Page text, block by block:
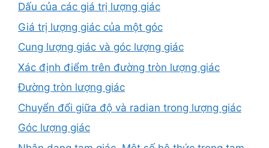
Dấu của các giá trị lượng giác
Giá trị lượng giác của một góc
Cung lượng giác và góc lượng giác
Xác định điểm trên đường tròn lượng giác
Đường tròn lượng giác
Chuyển đổi giữa độ và radian trong lượng giác
Góc lượng giác